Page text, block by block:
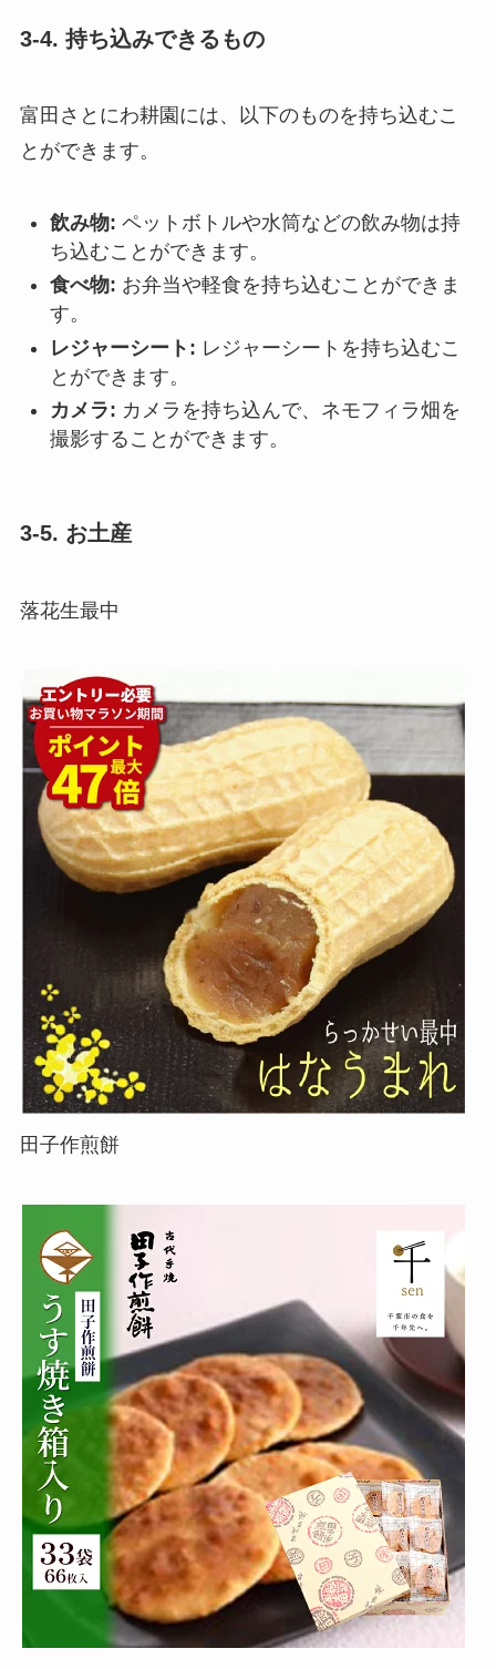
3-4. 持ち込みできるもの
富田さとにわ耕園には、以下のものを持ち込むこ
とができます。
飲み物: ペットボトルや水筒などの飲み物は持
ち込むことができます。
食べ物: お弁当や軽食を持ち込むことができま
す。
レジャーシート: レジャーシートを持ち込むこ
とができます。
カメラ: カメラを持ち込んで、ネモフィラ畑を
撮影することができます。
3-5. お土産
落花生最中
田子作煎餅